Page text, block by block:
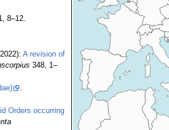
8–12.
A revision of
348, 1–
Orders occurring